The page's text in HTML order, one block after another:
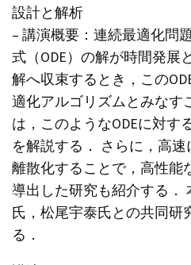
設計と解析
– 講演概要：連続最適化問
式（ODE）の解が時間発展
解へ収束するとき，この
適化アルゴリズムとみなす
は，このようなODEに対す
を解説する． さらに，高
離散化することで，高性能
導出した研究も紹介する．
氏，松尾宇泰氏との共同研
る．